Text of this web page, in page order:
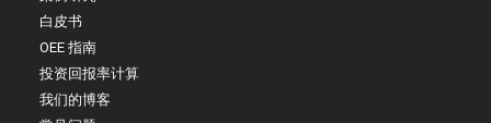
白皮书
OEE 指南
投资回报率计算
我们的博客